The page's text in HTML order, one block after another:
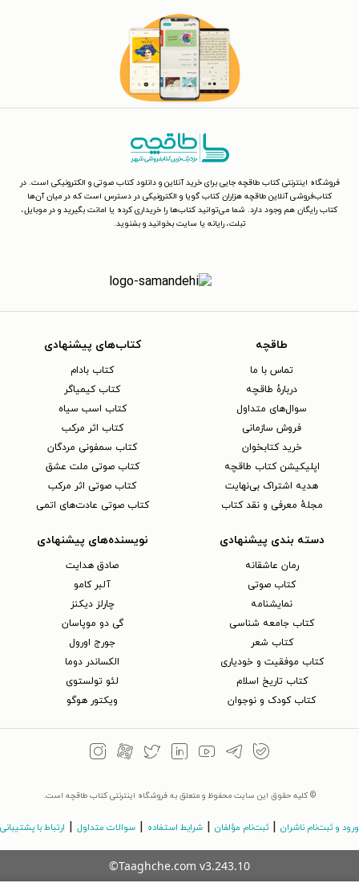
فروشگاه اینترنتی کتاب طاقچه جایی برای خرید آنلاین و دانلود کتاب صوتی و الکترونیکی است. در
کتاب‌فروشی آنلاین طاقچه هزاران کتاب گویا و الکترونیکی در دسترس است که در میان آن‌ها
کتاب رایگان هم وجود دارد. شما می‌توانید کتاب‌ها را خریداری کرده یا امانت بگیرید و در موبایل،
تبلت، رایانه یا سایت بخوانید و بشنوید.
طاقچه
تماس با ما
دربارهٔ طاقچه
سوال‌های متداول
فروش سازمانی
خرید کتابخوان
اپلیکیشن کتاب طاقچه
هدیه اشتراک بی‌نهایت
مجلهٔ معرفی و نقد کتاب
کتاب‌های پیشنهادی
کتاب بادام
کتاب کیمیاگر
کتاب اسب سیاه
کتاب اثر مرکب
کتاب سمفونی مردگان
کتاب صوتی ملت عشق
کتاب صوتی اثر مرکب
کتاب صوتی عادت‌های اتمی
دسته بندی پیشنهادی
رمان عاشقانه
کتاب‌ صوتی
نمایشنامه
کتاب جامعه شناسی
کتاب شعر
کتاب موفقیت و خودیاری
کتاب تاریخ اسلام
کتاب کودک و نوجوان
نویسنده‌های پیشنهادی
صادق هدایت
آلبر کامو
چارلز دیکنز
گی دو موپاسان
جورج اورول
الکساندر دوما
لئو تولستوی
ویکتور هوگو
© کلیه حقوق این سایت محفوظ و متعلق به فروشگاه اینترنتی کتاب طاقچه است.
ورود و ثبت‌نام ناشران ثبت‌نام مؤلفان شرایط استفاده سوالات متداول ارتباط با پشتیبانی
©Taaghche.com v3.243.10